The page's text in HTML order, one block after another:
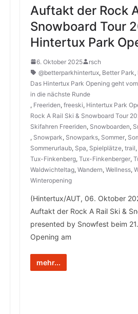
Auftakt der Rock
Snowboard Tour
Hintertux Park
6. Oktober 2025
rsch
@betterparkhintertux, Better Park,
Das Hintertux Park Opening geht
in die nächste Runde
, Freeriden,freeski, Hintertux Park
Rock A Rail Ski & Snowboard Tour
Skifahren Freeriden, Snowboarden,
, Snowpark, Snowparks, Sommer,
Sommerurlaub, Spa, Spielplätze,trail
Tux-Finkenberg,Tux-Finkenberger,
Waldwichteltag,Wandern,Wellness,
Winteropening
(Hintertux/AUT, 06. Oktober
Auftakt der Rock A Rail Ski &
presented by Snowfest beim
Opening am
mehr...